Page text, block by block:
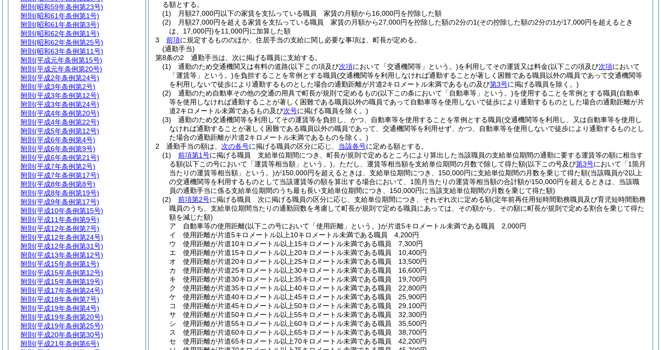
る額とする。
(1)
月額27,000円以下の家賃を支払っている職員 家賃の月額から16,000円を控除した額
(2)
月額27,000円を超える家賃を支払っている職員 家賃の月額から27,000円を控除した額の2分の1(その控除した額の2分の1が17,000円を超えるとき
は、17,000円)を11,000円に加算した額
3
前項に規定するもののほか、住居手当の支給に関し必要な事項は、町長が定める。
(通勤手当)
第8条の2
通勤手当は、次に掲げる職員に支給する。
(1)
通勤のため交通機関又は有料の道路(以下この項及び次項において「交通機関等」という。)を利用してその運賃又は料金(以下この項及び次項において
「運賃等」という。)を負担することを常例とする職員(交通機関等を利用しなければ通勤することが著しく困難である職員以外の職員であって交通機関等
を利用しないで徒歩により通勤するものとした場合の通勤距離が片道2キロメートル未満であるもの及び第3号に掲げる職員を除く。)
(2)
通勤のため自動車その他の交通の用具で町長が規則で定めるもの(以下この条において「自動車等」という。)を使用することを常例とする職員(自動車
等を使用しなければ通勤することが著しく困難である職員以外の職員であって自動車等を使用しないで徒歩により通勤するものとした場合の通勤距離が片
道2キロメートル未満であるもの及び次号に掲げる職員を除く。)
(3)
通勤のため交通機関等を利用してその運賃等を負担し、かつ、自動車等を使用することを常例とする職員(交通機関等を利用し、又は自動車等を使用し
なければ通勤することが著しく困難である職員以外の職員であって、交通機関等を利用せず、かつ、自動車等を使用しないで徒歩により通勤するものとし
た場合の通勤距離が片道2キロメートル未満であるものを除く。)
2
通勤手当の額は、 次の各号に掲げる職員の区分に応じ、 当該各号に定める額とする。
(1)
前項第1号に掲げる職員 支給単位期間につき、町長が規則で定めるところにより算出した当該職員の支給単位期間の通勤に要する運賃等の額に相当す
る額(以下この号において「運賃等相当額」という。)。 ただし、運賃等相当額を支給単位期間の月数で除して得た額(以下この号及び第3号において「1箇月
当たりの運賃等相当額」という。)が150,000円を超えるときは、支給単位期間につき、150,000円に支給単位期間の月数を乗じて得た額(当該職員が2以上
の交通機関等を利用するものとして当該運賃等の額を算出する場合において、1箇月当たりの運賃等相当額の合計額が150,000円を超えるときは、当該職
員の通勤手当に係る支給単位期間のうち最も長い支給単位期間につき、150,000円に当該支給単位期間の月数を乗じて得た額)
(2)
前項第2号に掲げる職員 次に掲げる職員の区分に応じ、支給単位期間につき、それぞれ次に定める額(定年前再任用短時間勤務職員及び育児短時間勤務
職員のうち、支給単位期間当たりの通勤回数を考慮して町長が規則で定める職員にあっては、その額から、その額に町長が規則で定める割合を乗じて得た
額を減じた額)
ア
自動車等の使用距離(以下この号において「使用距離」という。)が片道5キロメートル未満である職員 2,000円
イ
使用距離が片道5キロメートル以上10キロメートル未満である職員 4,200円
ウ
使用距離が片道10キロメートル以上15キロメートル未満である職員 7,300円
エ
使用距離が片道15キロメートル以上20キロメートル未満である職員 10,400円
オ
使用距離が片道20キロメートル以上25キロメートル未満である職員 13,500円
カ
使用距離が片道25キロメートル以上30キロメートル未満である職員 16,600円
キ
使用距離が片道30キロメートル以上35キロメートル未満である職員 19,700円
ク
使用距離が片道35キロメートル以上40キロメートル未満である職員 22,800円
ケ
使用距離が片道40キロメートル以上45キロメートル未満である職員 25,900円
コ
使用距離が片道45キロメートル以上50キロメートル未満である職員 29,100円
サ
使用距離が片道50キロメートル以上55キロメートル未満である職員 32,300円
シ
使用距離が片道55キロメートル以上60キロメートル未満である職員 35,500円
ス
使用距離が片道60キロメートル以上65キロメートル未満である職員 38,700円
セ
使用距離が片道65キロメートル以上70キロメートル未満である職員 42,200円
附則 (昭和59年条例第23号)
附則 (昭和61年条例第1号)
附則 (昭和61年条例第3号)
附則 (昭和62年条例第1号)
附則 (昭和62年条例第25号)
附則 (昭和63年条例第11号)
附則 (平成元年条例第15号)
附則 (平成元年条例第20号)
附則 (平成2年条例第24号)
附則 (平成3年条例第2号)
附則 (平成3年条例第12号)
附則 (平成3年条例第24号)
附則 (平成4年条例第20号)
附則 (平成4年条例第22号)
附則 (平成5年条例第12号)
附則 (平成6年条例第4号)
附則 (平成6年条例第9号)
附則 (平成6年条例第21号)
附則 (平成7年条例第2号)
附則 (平成7年条例第17号)
附則 (平成8年条例第8号)
附則 (平成8年条例第19号)
附則 (平成9年条例第17号)
附則 (平成10年条例第15号)
附則 (平成11年条例第9号)
附則 (平成12年条例第7号)
附則 (平成12年条例第24号)
附則 (平成12年条例第31号)
附則 (平成13年条例第12号)
附則 (平成15年条例第1号)
附則 (平成15年条例第12号)
附則 (平成15年条例第19号)
附則 (平成17年条例第24号)
附則 (平成18年条例第7号)
附則 (平成19年条例第4号)
附則 (平成19年条例第20号)
附則 (平成19年条例第25号)
附則 (平成20年条例第30号)
附則 (平成21年条例第6号)